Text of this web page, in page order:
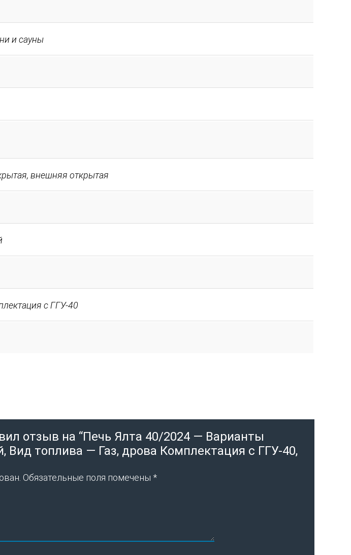
и сауны
внешняя открытая
с ГГУ-40
отзыв на “Печь Ялта 40/2024 — Варианты
топлива — Газ, дрова Комплектация с ГГУ-40,
Обязательные поля помечены *